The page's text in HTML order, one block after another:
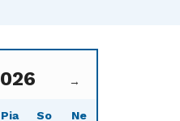
→
Pia So Ne